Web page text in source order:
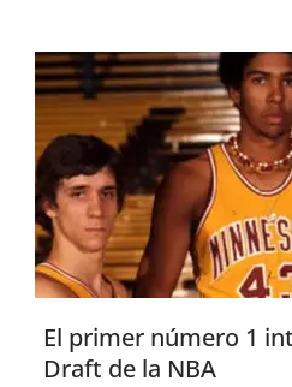
El primer número 1
Draft de la NBA